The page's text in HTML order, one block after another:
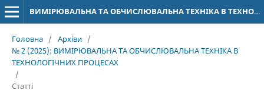
ВИМІРЮВАЛЬНА ТА ОБЧИСЛЮВАЛЬНА ТЕХНІКА В ТЕХНОЛОГІЧНИХ ПРОЦЕСАХ
Головна / Архіви /
№ 2 (2025): ВИМІРЮВАЛЬНА ТА ОБЧИСЛЮВАЛЬНА ТЕХНІКА В
ТЕХНОЛОГІЧНИХ ПРОЦЕСАХ
/
Статті